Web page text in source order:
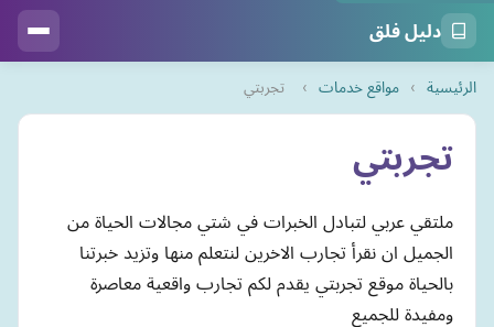
دليل فلق
الرئيسية › مواقع خدمات › تجربتي
تجربتي
ملتقي عربي لتبادل الخبرات في شتي مجالات الحياة من
الجميل ان نقرأ تجارب الاخرين لنتعلم منها وتزيد خبرتنا
بالحياة موقع تجربتي يقدم لكم تجارب واقعية معاصرة
ومفيدة للجميع